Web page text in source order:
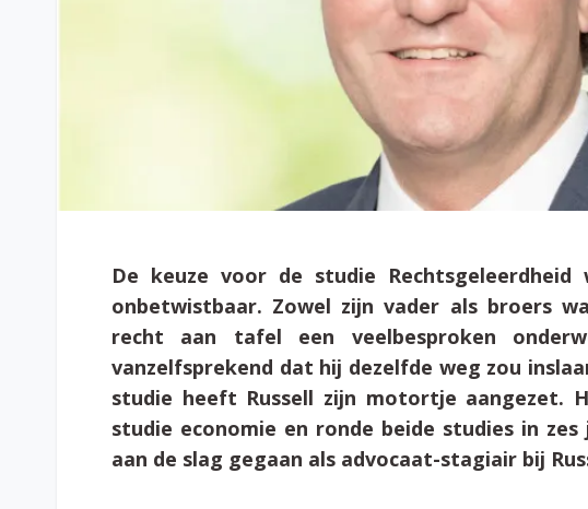
De keuze voor de studie Rechtsgeleerdheid
onbetwistbaar. Zowel zijn vader als broers
recht aan tafel een veelbesproken
vanzelfsprekend dat hij dezelfde weg zou
studie heeft Russell zijn motortje aangezet.
studie economie en ronde beide studies in
aan de slag gegaan als advocaat-stagiair bij